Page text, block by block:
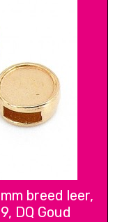
breed leer,
DQ Goud